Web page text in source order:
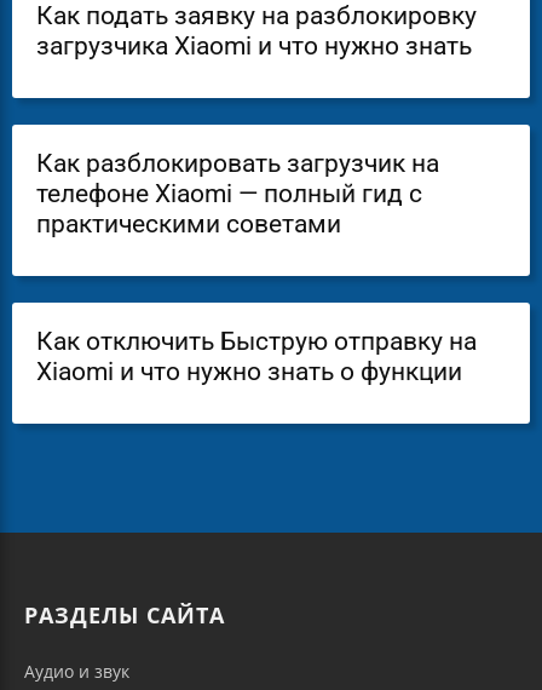
Как подать заявку на разблокировку
загрузчика Xiaomi и что нужно знать
Как разблокировать загрузчик на
телефоне Xiaomi — полный гид с
практическими советами
Как отключить Быструю отправку на
Xiaomi и что нужно знать о функции
РАЗДЕЛЫ САЙТА
Аудио и звук